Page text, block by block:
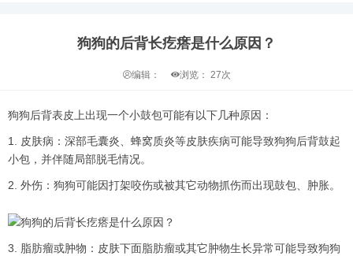
狗狗的后背长疙瘩是什么原因？
编辑： 浏览： 27次
狗狗后背表皮上出现一个小鼓包可能有以下几种原因：
1. 皮肤病：深部毛囊炎、蜂窝质炎等皮肤疾病可能导致狗狗后背鼓起
小包，并伴随局部脱毛情况。
2. 外伤：狗狗可能因打架咬伤或被其它动物抓伤而出现鼓包、肿胀。
3. 脂肪瘤或肿物：皮肤下面脂肪瘤或其它肿物生长异常可能导致狗狗